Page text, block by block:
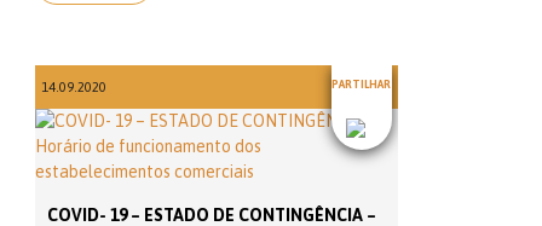
14.09.2020 PARTILHAR
COVID- 19 – ESTADO DE CONTINGÊNCIA –